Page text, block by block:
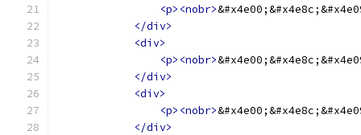
<p><nobr>
</div>
<div>
<p><nobr>
</div>
<div>
<p><nobr>
</div>